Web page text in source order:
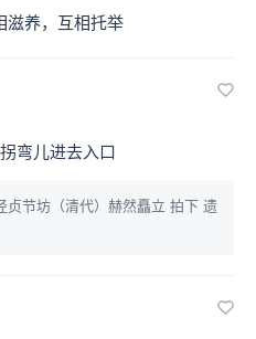
滋养，互相托举
弯儿进去入口
贞节坊（清代）赫然矗立 拍下 遗